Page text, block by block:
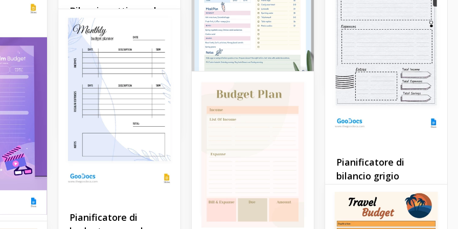
È anche un sacco di spese.
Google Sheets
Bilancio settimanale
personale illustrato
Il modello di budget
settimanale personale è
perfetto per le persone con
salari giornalieri o più fonti
di reddito.
Google Docs
il miglior strumento per
qualsiasi finanziatore o
persona abituata a
pianificare il proprio futuro.
Google Slides
Pianificatore di
Pianificatore di
bilancio grigio
Il semplice modello di
piano di bilancio Gray
Budget è uno strumento